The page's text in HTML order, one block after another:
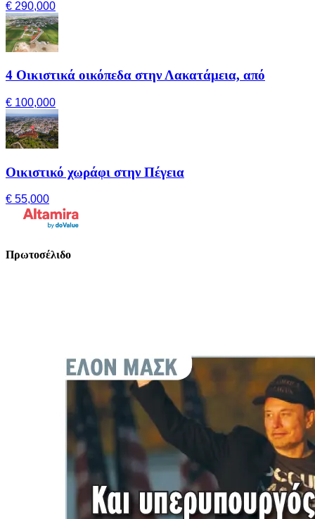
€ 290,000
4 Οικιστικά οικόπεδα στην Λακατάμεια, από
€ 100,000
Οικιστικό χωράφι στην Πέγεια
€ 55,000
Πρωτοσέλιδο